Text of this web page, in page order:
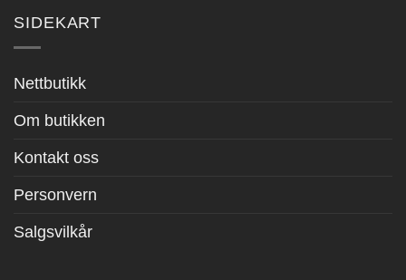
SIDEKART
Nettbutikk
Om butikken
Kontakt oss
Personvern
Salgsvilkår